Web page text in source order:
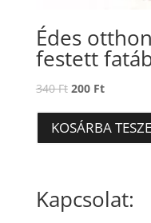
Édes
festett
340Ft Original
was:
340 Ft.
200 FtCurrent
is:
200 Ft.
KOSÁRBA
Kapcsolat: